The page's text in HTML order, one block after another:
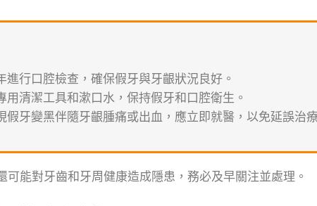
進行口腔檢查，確保假牙與牙齦狀況良好。
用清潔工具和漱口水，保持假牙和口腔衛生。
假牙變黑伴隨牙齦腫痛或出血，應立即就醫，以免延誤治
可能對牙齒和牙周健康造成隱患，務必及早關注並處理。